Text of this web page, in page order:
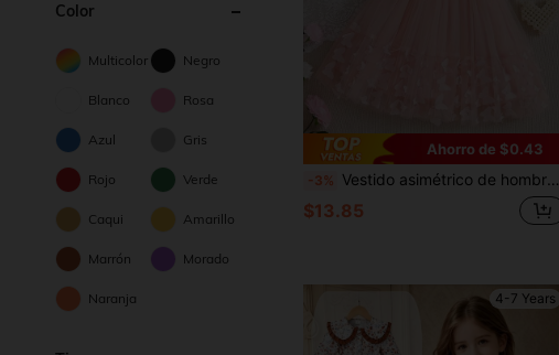
Color
Multicolor Negro
Blanco Rosa
Azul Gris
Rojo Verde
Caqui Amarillo
Marrón Morado
Naranja
Ahorro de $0.43
-3% Vestido asimétrico de hombro de malla rosa para niñas jóvenes con vestido de volantes y cuello con volantes, adecuado para fiestas de cumpleaños y uso diario
$13.85
4-7 Years